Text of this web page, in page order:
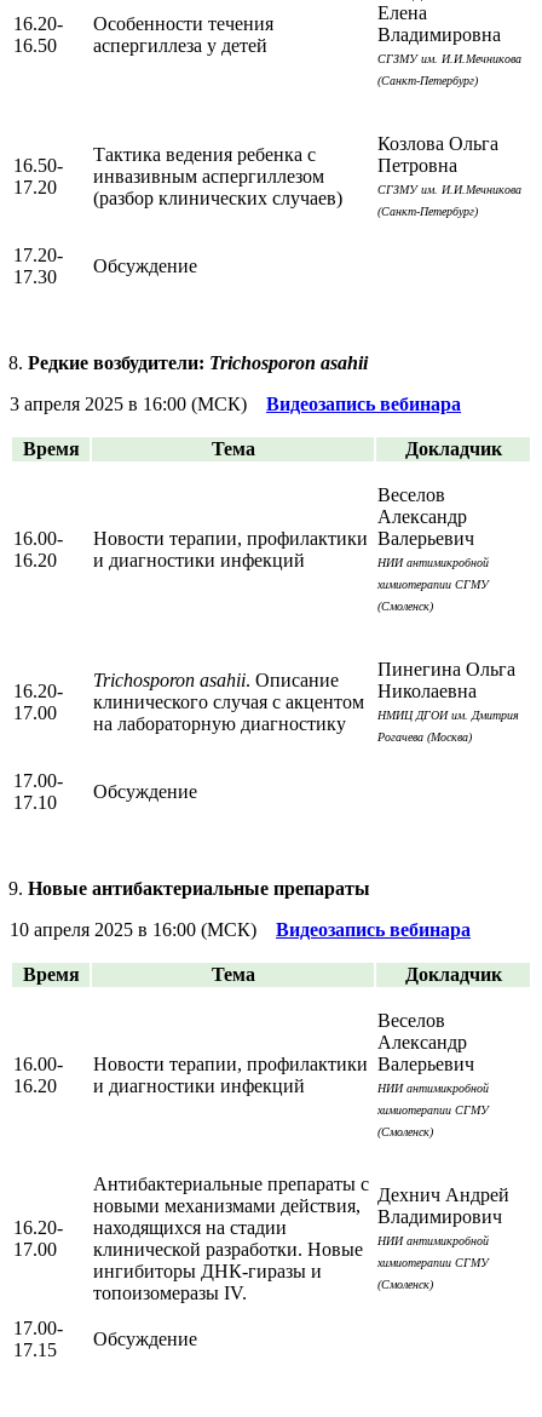
16.20-
16.50
Особенности течения
аспергиллеза у детей
Елена
Владимировна
СГЗМУ им. И.И.Мечникова
(Санкт-Петербург)
16.50-
17.20
Тактика ведения ребенка с
инвазивным аспергиллезом
(разбор клинических случаев)
Козлова Ольга
Петровна
СГЗМУ им. И.И.Мечникова
(Санкт-Петербург)
17.20-
17.30
Обсуждение
Редкие возбудители: Trichosporon asahii
3 апреля 2025 в 16:00 (МСК) Видеозапись вебинара
Время Тема Докладчик
16.00-
16.20
Новости терапии, профилактики
и диагностики инфекций
Веселов
Александр
Валерьевич
НИИ антимикробной
химиотерапии СГМУ
(Смоленск)
16.20-
17.00
Trichosporon asahii. Описание
клинического случая с акцентом
на лабораторную диагностику
Пинегина Ольга
Николаевна
НМИЦ ДГОИ им. Дмитрия
Рогачева (Москва)
17.00-
17.10
Обсуждение
Новые антибактериальные препараты
10 апреля 2025 в 16:00 (МСК) Видеозапись вебинара
Время Тема Докладчик
16.00-
16.20
Новости терапии, профилактики
и диагностики инфекций
Веселов
Александр
Валерьевич
НИИ антимикробной
химиотерапии СГМУ
(Смоленск)
16.20-
17.00
Антибактериальные препараты с
новыми механизмами действия,
находящихся на стадии
клинической разработки. Новые
ингибиторы ДНК-гиразы и
топоизомеразы IV.
Дехнич Андрей
Владимирович
НИИ антимикробной
химиотерапии СГМУ
(Смоленск)
17.00-
17.15
Обсуждение